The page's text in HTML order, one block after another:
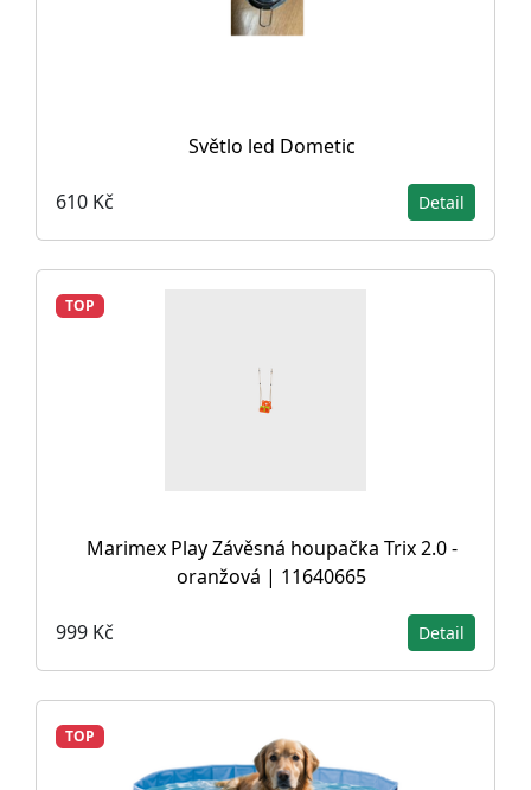
Světlo led Dometic
610 Kč Detail
TOP
Marimex Play Závěsná houpačka Trix 2.0 -
oranžová | 11640665
999 Kč Detail
TOP